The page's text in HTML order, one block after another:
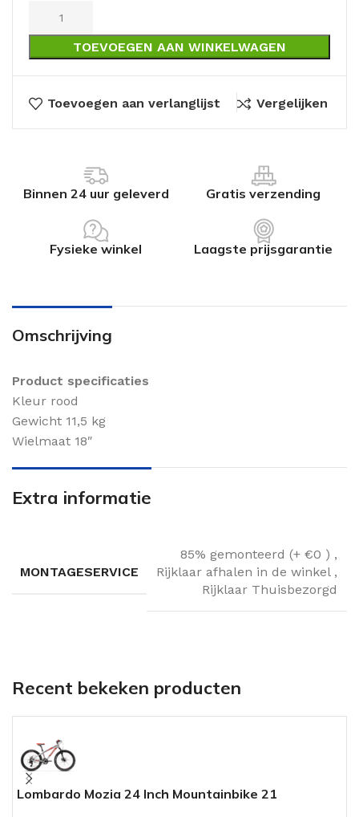
TOEVOEGEN AAN WINKELWAGEN
Toevoegen aan verlanglijst Vergelijken
Binnen 24 uur geleverd Gratis verzending
Fysieke winkel Laagste prijsgarantie
Omschrijving
Product specificaties
Kleur rood
Gewicht 11,5 kg
Wielmaat 18″
Extra informatie
MONTAGESERVICE
85% gemonteerd (+ €0 ) ,
Rijklaar afhalen in de winkel ,
Rijklaar Thuisbezorgd
Recent bekeken producten
Lombardo Mozia 24 Inch Mountainbike 21